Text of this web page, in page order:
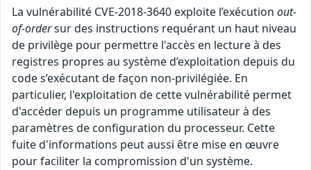
La vulnérabilité CVE-2018-3640 exploite l’exécution out-
of-ordersur des instructions requérant un haut niveau
de privilège pour permettre l'accès en lecture à des
registres propres au système d’exploitation depuis du
code s’exécutant de façon non-privilégiée. En
particulier, l'exploitation de cette vulnérabilité permet
d'accéder depuis un programme utilisateur à des
paramètres de configuration du processeur. Cette
fuite d'informations peut aussi être mise en œuvre
pour faciliter la compromission d'un système.